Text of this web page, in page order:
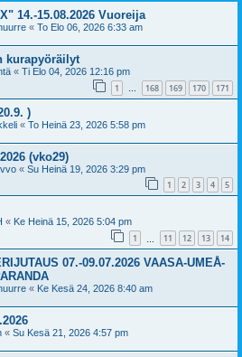
14.-15.08.2026 Vuoreija
« To Elo 06, 2026 6:33 am
kurapyöräilyt
« Ti Elo 04, 2026 12:16 pm
1 … 168 169 170 171
)
« To Heinä 23, 2026 5:58 pm
(vko29)
« Su Heinä 19, 2026 3:29 pm
1 2 3 4 5
« Ke Heinä 15, 2026 5:04 pm
1 11 12 13 14
07.-09.07.2026 VAASA-UMEÅ-
« Ke Kesä 24, 2026 8:40 am
« Su Kesä 21, 2026 4:57 pm